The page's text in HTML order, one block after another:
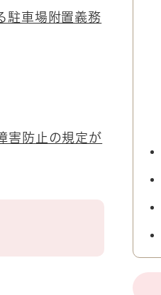
駐車場附置義務
害防止の規定が